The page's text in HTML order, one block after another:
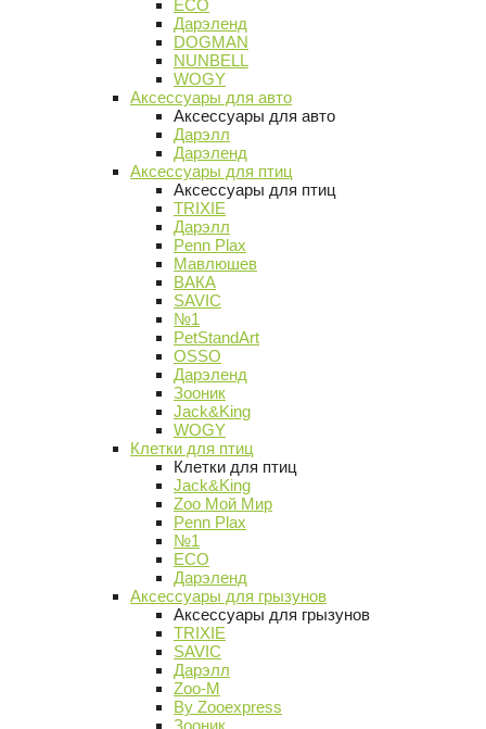
ECO
Дарэленд
DOGMAN
NUNBELL
WOGY
Аксессуары для авто
Аксессуары для авто
Дарэлл
Дарэленд
Аксессуары для птиц
Аксессуары для птиц
TRIXIE
Дарэлл
Penn Plax
Мавлюшев
ВАКА
SAVIC
№1
PetStandArt
OSSO
Дарэленд
Зооник
Jack&King
WOGY
Клетки для птиц
Клетки для птиц
Jack&King
Zoo Мой Мир
Penn Plax
№1
ECO
Дарэленд
Аксессуары для грызунов
Аксессуары для грызунов
TRIXIE
SAVIC
Дарэлл
Zoo-M
By Zooexpress
Зооник